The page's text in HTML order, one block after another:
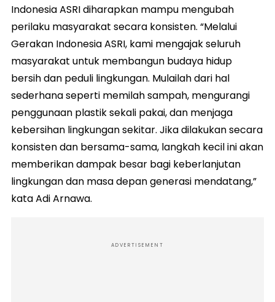
Indonesia ASRI diharapkan mampu mengubah
perilaku masyarakat secara konsisten. “Melalui
Gerakan Indonesia ASRI, kami mengajak seluruh
masyarakat untuk membangun budaya hidup
bersih dan peduli lingkungan. Mulailah dari hal
sederhana seperti memilah sampah, mengurangi
penggunaan plastik sekali pakai, dan menjaga
kebersihan lingkungan sekitar. Jika dilakukan secara
konsisten dan bersama-sama, langkah kecil ini akan
memberikan dampak besar bagi keberlanjutan
lingkungan dan masa depan generasi mendatang,”
kata Adi Arnawa.
ADVERTISEMENT